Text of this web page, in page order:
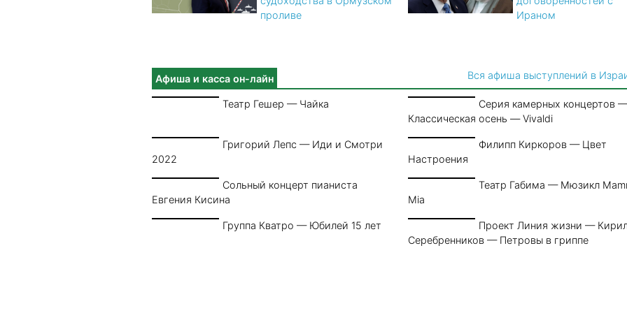
проливе
Ираном
Афиша и касса он-лайн Вся афиша выступлений в
Театр Гешер — Чайка
Серия камерных концертов —
Классическая осень — Vivaldi
Григорий Лепс — Иди и Смотри
2022
Филипп Киркоров — Цвет
Настроения
Сольный концерт пианиста
Евгения Кисина
Театр Габима — Мюзикл
Mia
Группа Кватро — Юбилей 15 лет
Проект Линия жизни —
Серебренников — Петровы в гриппе